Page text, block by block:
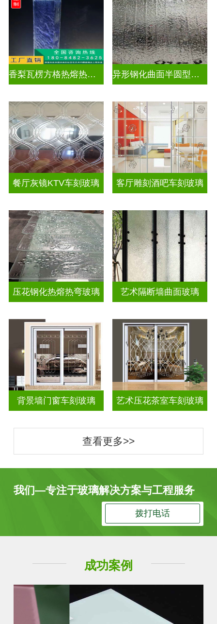
香梨瓦楞方格热熔热弯玻璃 异形钢化曲面半圆型异形弧形玻璃
餐厅灰镜KTV车刻玻璃 客厅雕刻酒吧车刻玻璃
压花钢化热熔热弯玻璃 艺术隔断墙曲面玻璃
背景墙门窗车刻玻璃 艺术压花茶室车刻玻璃
查看更多>>
我们—专注于玻璃解决方案与工程服务
拨打电话
成功案例